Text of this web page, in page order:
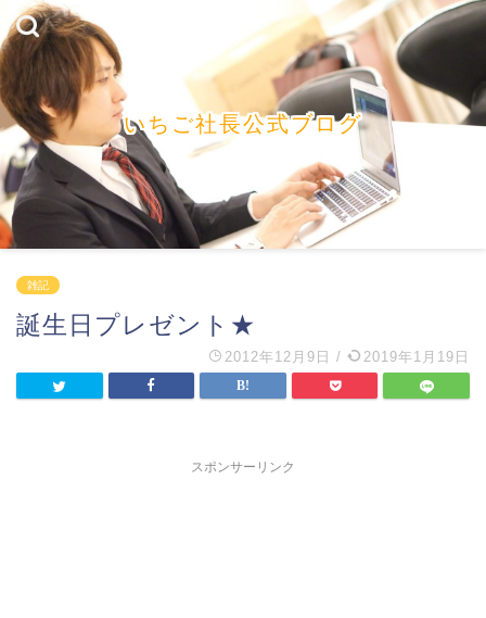
いちご社長公式ブログ
雑記
誕生日プレゼント★
2012年12月9日 / 2019年1月19日
スポンサーリンク